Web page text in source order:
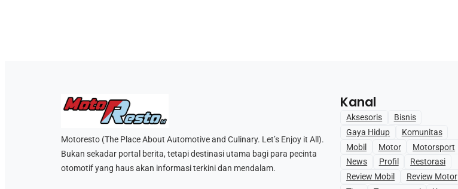
Motoresto (The Place About Automotive and Culinary. Let’s Enjoy it All).
Bukan sekadar portal berita, tetapi destinasi utama bagi para pecinta
otomotif yang haus akan informasi terkini dan mendalam.
Kanal
Aksesoris
Bisnis
Gaya Hidup
Komunitas
Mobil
Motor
Motorsport
News
Profil
Restorasi
Review Mobil
Review Motor